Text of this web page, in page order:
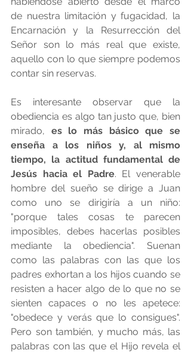
de nuestra limitación y fugacidad, la
Encarnación y la Resurrección del
Señor son lo más real que existe,
aquello con lo que siempre podemos
contar sin reservas.
Es interesante observar que la
obediencia es algo tan justo que, bien
mirado, es lo más básico que se
enseña a los niños y, al mismo
tiempo, la actitud fundamental de
Jesús hacia el Padre. El venerable
hombre del sueño se dirige a Juan
como uno se dirigiría a un niño:
"porque tales cosas te parecen
imposibles, debes hacerlas posibles
mediante la obediencia". Suenan
como las palabras con las que los
padres exhortan a los hijos cuando se
resisten a hacer algo de lo que no se
sienten capaces o no les apetece:
"obedece y verás que lo consigues".
Pero son también, y mucho más, las
palabras con las que el Hijo revela el